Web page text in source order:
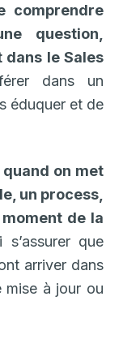
comprendre
question,
le Sales
dans un
éduquer et de
on met
un process,
de la
que
arriver dans
mise à jour ou